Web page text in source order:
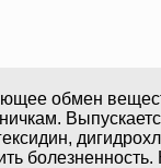
обмен